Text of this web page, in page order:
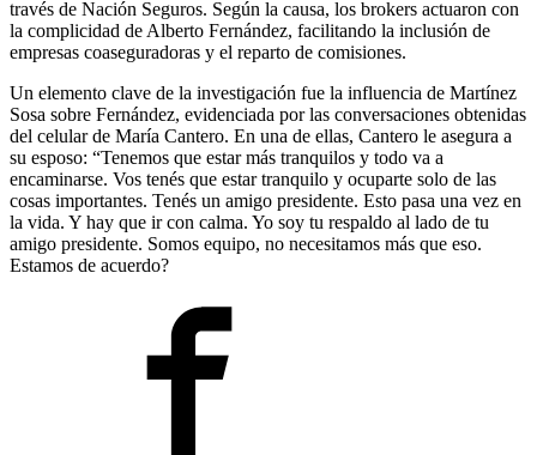
través de Nación Seguros. Según la causa, los brokers actuaron con
la complicidad de Alberto Fernández, facilitando la inclusión de
empresas coaseguradoras y el reparto de comisiones.
Un elemento clave de la investigación fue la influencia de Martínez
Sosa sobre Fernández, evidenciada por las conversaciones obtenidas
del celular de María Cantero. En una de ellas, Cantero le asegura a
su esposo: “Tenemos que estar más tranquilos y todo va a
encaminarse. Vos tenés que estar tranquilo y ocuparte solo de las
cosas importantes. Tenés un amigo presidente. Esto pasa una vez en
la vida. Y hay que ir con calma. Yo soy tu respaldo al lado de tu
amigo presidente. Somos equipo, no necesitamos más que eso.
Estamos de acuerdo?